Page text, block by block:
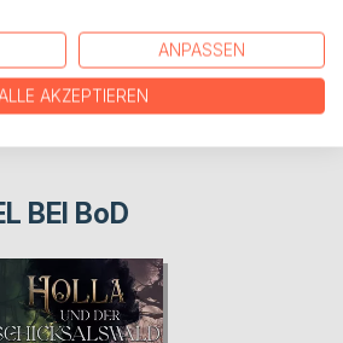
BEI BoD
ANPASSEN
AKZEPTIEREN